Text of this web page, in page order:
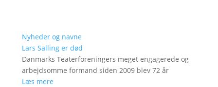
Nyheder og navne
Lars Salling er død
Danmarks Teaterforeningers meget engagerede og
arbejdsomme formand siden 2009 blev 72 år
Læs mere